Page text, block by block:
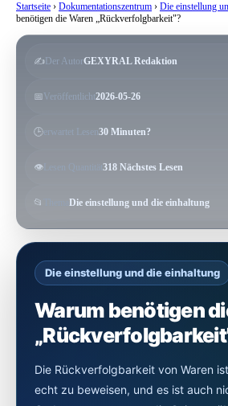
Startseite › Dokumentationszentrum › Die einstellung
benötigen die Waren „Rückverfolgbarkeit"?
✍️ Der AutorGEXYRAL Redaktion
📅Veröffentlicht2026-05-26
🕒erwartet Lesen30 Minuten?
👁️ Lesen Quantität 318 Nächstes Lesen
📂 Die einstellung und die einhaltung
Die einstellung und die einhaltung
Warum benötigen
Die Rückverfolgbarkeit von Waren
echt zu beweisen, und es ist auch